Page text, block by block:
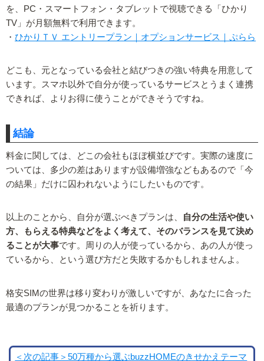
を、PC・スマートフォン・タブレットで視聴できる「ひかり
TV」が月額無料で利用できます。
・ ひかりＴＶ エントリープラン｜オプションサービス｜ぷらら
どこも、元となっている会社と結びつきの強い特典を用意して
います。スマホ以外で自分が使っているサービスとうまく連携
できれば、よりお得に使うことができそうですね。
結論
料金に関しては、どこの会社もほぼ横並びです。実際の速度に
ついては、多少の差はありますが設備増強などもあるので「今
の結果」だけに囚われないようにしたいものです。
以上のことから、自分が選ぶべきプランは、
自分の生活や使い
方、もらえる特典などをよく考えて、そのバランスを見て決め
ることが大事です。周りの人が使っているから、あの人が使っ
ているから、という選び方だと失敗するかもしれませんよ。
格安SIMの世界は移り変わりが激しいですが、あなたに合った
最適のプランが見つかることを祈ります。
＜次の記事＞50万種から選ぶbuzzHOMEのきせかえテーマ